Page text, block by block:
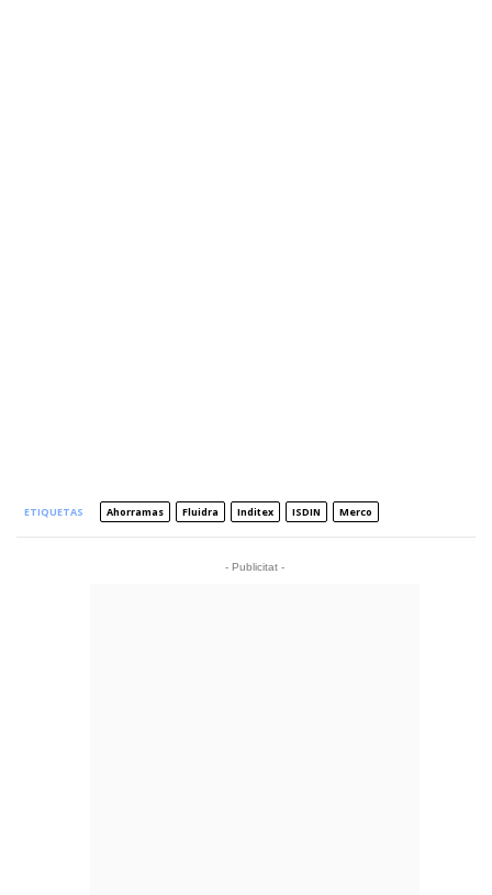
ETIQUETAS Ahorramas Fluidra Inditex ISDIN Merco
- Publicitat -